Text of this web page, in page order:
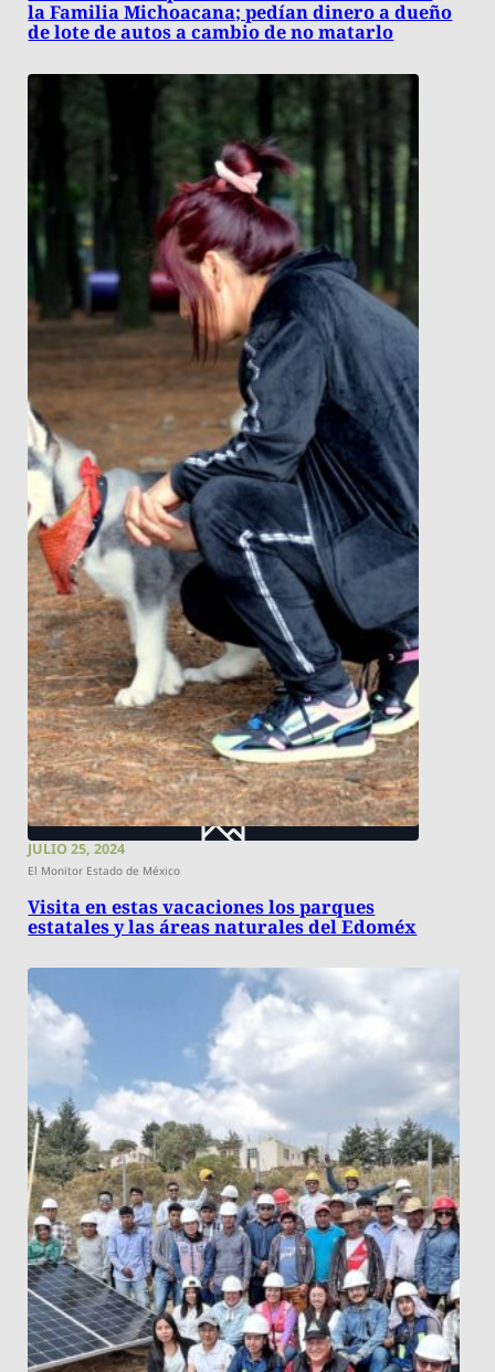
la Familia Michoacana; pedían dinero a dueño
de lote de autos a cambio de no matarlo
JULIO 25, 2024
El Monitor Estado de México
Visita en estas vacaciones los parques
estatales y las áreas naturales del Edoméx